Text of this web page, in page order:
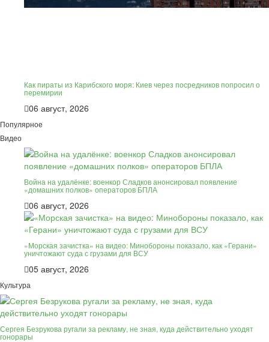
Как пираты из Карибского моря: Киев через посредников попросил о
перемирии
06 август, 2026
Популярное
Видео
Война на удалёнке: военкор Сладков анонсировал появление
«домашних полков» операторов БПЛА
06 август, 2026
«Морская зачистка» на видео: Минобороны показало, как «Герани»
уничтожают суда с грузами для ВСУ
05 август, 2026
Культура
Сергея Безрукова ругали за рекламу, не зная, куда действительно уходят
гонорары